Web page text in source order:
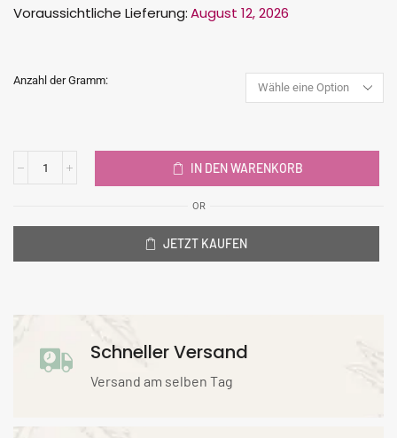
Voraussichtliche Lieferung:August 12, 2026
Anzahl der Gramm:
IN DEN WARENKORB
OR
JETZT KAUFEN
Schneller Versand
Versand am selben Tag